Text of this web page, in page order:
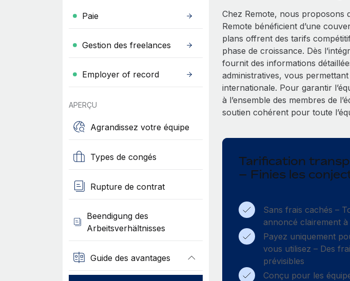
Paie
Gestion des freelances
Employer of record
APERÇU
Agrandissez votre équipe
Types de congés
Rupture de contrat
Beendigung des
Arbeitsverhältnisses
Guide des avantages
Chez Remote, nous proposons
Remote bénéficient d’une
plans offrent des tarifs
phase de croissance. Dès
fournit des informations
administratives, vous
internationale. Pour garantir
à l’ensemble des membres de
soutien cohérent pour toute
Tarification
– Finies les
Sans frais cachés –
annoncé clairement à
Payez uniquement
vous utilisez – Des
prévisibles
Conçu pour les